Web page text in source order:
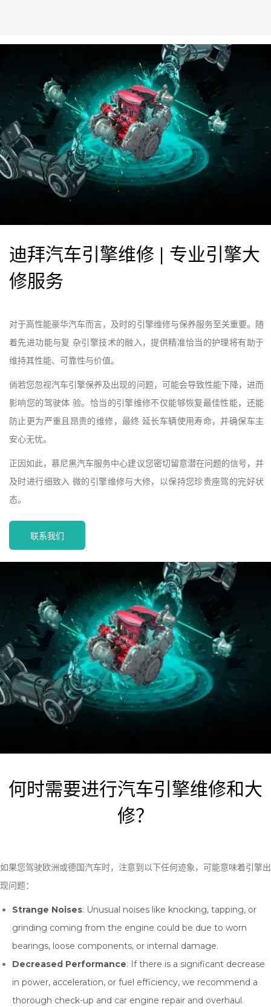
迪拜汽车引擎维修 | 专业引擎大
修服务
对于高性能豪华汽车而言，及时的引擎维修与保养服务至关重要。随
着先进功能与复 杂引擎技术的融入，提供精准恰当的护理将有助于
维持其性能、可靠性与价值。
倘若您忽视汽车引擎保养及出现的问题，可能会导致性能下降，进而
影响您的驾驶体 验。恰当的引擎维修不仅能够恢复最佳性能，还能
防止更为严重且昂贵的维修，最终 延长车辆使用寿命，并确保车主
安心无忧。
正因如此，慕尼黑汽车服务中心建议您密切留意潜在问题的信号，并
及时进行细致入 微的引擎维修与大修，以保持您珍贵座驾的完好状
态。
联系我们
何时需要进行汽车引擎维修和大
修？
如果您驾驶欧洲或德国汽车时，注意到以下任何迹象，可能意味着引擎出
现问题：
Strange Noises: Unusual noises like knocking, tapping, or
grinding coming from the engine could be due to worn
bearings, loose components, or internal damage.
Decreased Performance: If there is a significant decrease
in power, acceleration, or fuel efficiency, we recommend a
thorough check-up and car engine repair and overhaul.